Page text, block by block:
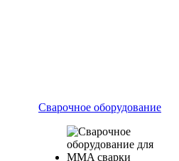
Сварочное оборудование